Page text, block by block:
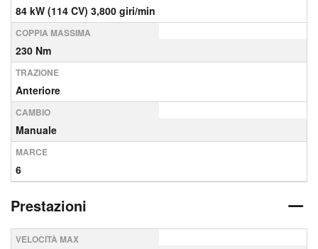
84 kW (114 CV) 3,800 giri/min
COPPIA MASSIMA
230 Nm
TRAZIONE
Anteriore
CAMBIO
Manuale
MARCE
6
Prestazioni
VELOCITÀ MAX